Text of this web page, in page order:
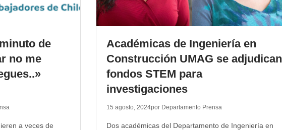
de
no me
a veces de
Académicas de Ingeniería en
Construcción UMAG se adjudican
fondos STEM para
investigaciones
15 agosto, 2024por Departamento Prensa
Dos académicas del Departamento de Ingeniería en